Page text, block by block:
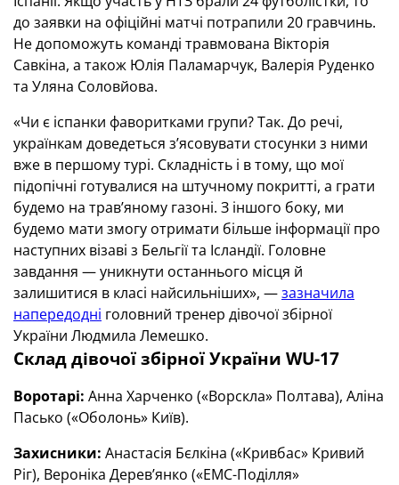
до заявки на офіційні матчі потрапили 20 гравчинь.
Не допоможуть команді травмована Вікторія
Савкіна, а також Юлія Паламарчук, Валерія Руденко
та Уляна Соловйова.
«Чи є іспанки фаворитками групи? Так. До речі,
українкам доведеться з’ясовувати стосунки з ними
вже в першому турі. Складність і в тому, що мої
підопічні готувалися на штучному покритті, а грати
будемо на трав’яному газоні. З іншого боку, ми
будемо мати змогу отримати більше інформації про
наступних візаві з Бельгії та Ісландії. Головне
завдання — уникнути останнього місця й
залишитися в класі найсильніших», —зазначила
напередодні головний тренер дівочої збірної
України Людмила Лемешко.
Склад дівочої збірної України WU-17
Воротарі: Анна Харченко («Ворскла» Полтава), Аліна
Пасько («Оболонь» Київ).
Захисники: Анастасія Бєлкіна («Кривбас» Кривий
Ріг), Вероніка Дерев’янко («ЕМС-Поділля»